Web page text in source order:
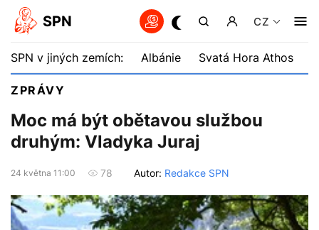
SPN CZ
SPN v jiných zemích: Albánie Svatá Hora Athos
ZPRÁVY
Moc má být obětavou službou
druhým: Vladyka Juraj
24 května 11:00 78 Autor: Redakce SPN